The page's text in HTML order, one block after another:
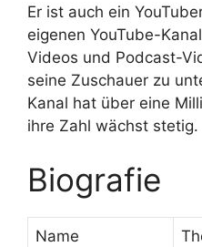
Er ist auch ein
eigenen YouTube-
Videos und Podcast-
seine Zuschauer zu
Kanal hat über eine
ihre Zahl wächst stetig.
Biografie
Name